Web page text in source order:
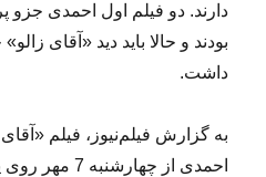
دارند. دو فیلم اول احمدی
بودند و حالا باید دید «آقای
داشت.
به گزارش فیلم‌نیوز، فیلم
احمدی از